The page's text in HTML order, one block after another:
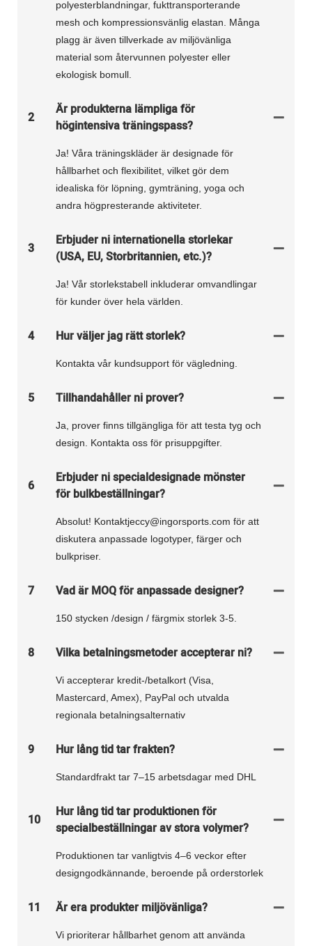
polyesterblandningar, fukttransporterande
mesh och kompressionsvänlig elastan. Många
plagg är även tillverkade av miljövänliga
material som återvunnen polyester eller
ekologisk bomull.
2
Är produkterna lämpliga för
högintensiva träningspass?
Ja! Våra träningskläder är designade för
hållbarhet och flexibilitet, vilket gör dem
idealiska för löpning, gymträning, yoga och
andra högpresterande aktiviteter.
3
Erbjuder ni internationella storlekar
(USA, EU, Storbritannien, etc.)?
Ja! Vår storlekstabell inkluderar omvandlingar
för kunder över hela världen.
4 Hur väljer jag rätt storlek?
Kontakta vår kundsupport för vägledning.
5 Tillhandahåller ni prover?
Ja, prover finns tillgängliga för att testa tyg och
design. Kontakta oss för prisuppgifter.
6
Erbjuder ni specialdesignade mönster
för bulkbeställningar?
Absolut! Kontaktjeccy@ingorsports.com för att
diskutera anpassade logotyper, färger och
bulkpriser.
7 Vad är MOQ för anpassade designer?
150 stycken /design / färgmix storlek 3-5.
8 Vilka betalningsmetoder accepterar ni?
Vi accepterar kredit-/betalkort (Visa,
Mastercard, Amex), PayPal och utvalda
regionala betalningsalternativ
9 Hur lång tid tar frakten?
Standardfrakt tar 7–15 arbetsdagar med DHL
10
Hur lång tid tar produktionen för
specialbeställningar av stora volymer?
Produktionen tar vanligtvis 4–6 veckor efter
designgodkännande, beroende på orderstorlek
11 Är era produkter miljövänliga?
Vi prioriterar hållbarhet genom att använda